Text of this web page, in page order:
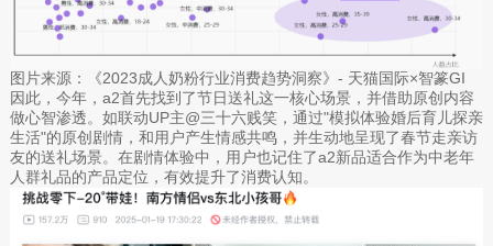
图片来源：《2023成人奶粉行业消费趋势洞察》- 天猫国际×智篆GI
因此，今年，a2首先找到了节日送礼这一核心场景，并借助原创内容
做心智渗透。如联动UP主@三十六贱笑，通过"模拟体验婚后育儿探亲
生活"的原创剧情，和用户产生情感共鸣，并生动地呈现了春节走亲访
友的送礼场景。在剧情体验中，用户也记住了a2新品适合作为中老年
人群礼品的产品定位，有效提升了消费认知。